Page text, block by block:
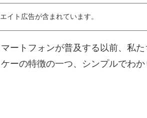
イト広告が含まれています。
ートフォンが普及する以前、私
ーの特徴の一つ、シンプルでわ